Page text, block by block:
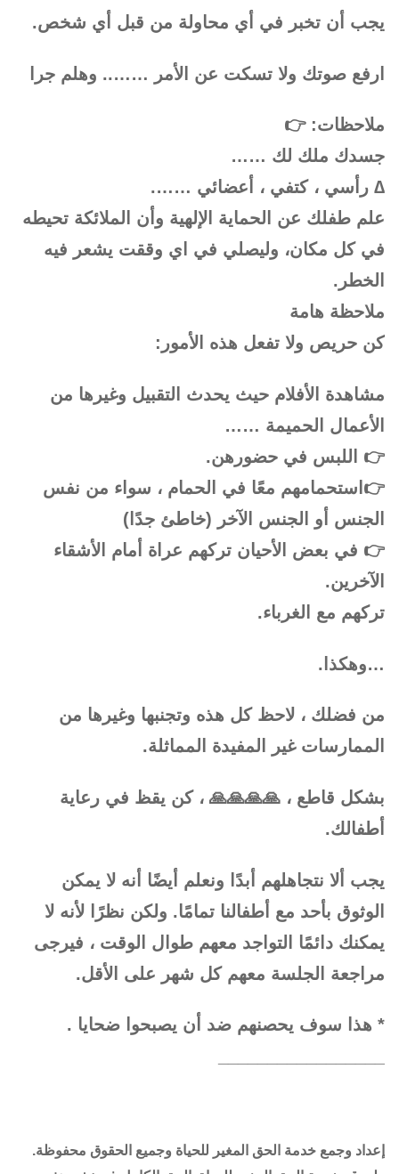
يجب أن تخبر في أي محاولة من قبل أي شخص.
ارفع صوتك ولا تسكت عن الأمر …….. وهلم جرا
ملاحظات: 👉
جسدك ملك لك ……
∆ رأسي ، كتفي ، أعضائي …….
علم طفلك عن الحماية الإلهية وأن الملائكة تحيطه
في كل مكان، وليصلي في اي وققت يشعر فيه
الخطر.
ملاحظة هامة
كن حريص ولا تفعل هذه الأمور:
مشاهدة الأفلام حيث يحدث التقبيل وغيرها من
الأعمال الحميمة ……
👉 اللبس في حضورهن.
👉استحمامهم معًا في الحمام ، سواء من نفس
الجنس أو الجنس الآخر (خاطئ جدًا)
👉 في بعض الأحيان تركهم عراة أمام الأشقاء
الآخرين.
تركهم مع الغرباء.
…وهكذا.
من فضلك ، لاحظ كل هذه وتجنبها وغيرها من
الممارسات غير المفيدة المماثلة.
بشكل قاطع ، 🙏🙏🙏🙏 ، كن يقظ في رعاية
أطفالك.
يجب ألا نتجاهلهم أبدًا ونعلم أيضًا أنه لا يمكن
الوثوق بأحد مع أطفالنا تمامًا. ولكن نظرًا لأنه لا
يمكنك دائمًا التواجد معهم طوال الوقت ، فيرجى
مراجعة الجلسة معهم كل شهر على الأقل.
* هذا سوف يحصنهم ضد أن يصبحوا ضحايا .
إعداد وجمع خدمة الحق المغير للحياة وجميع الحقوق محفوظة.